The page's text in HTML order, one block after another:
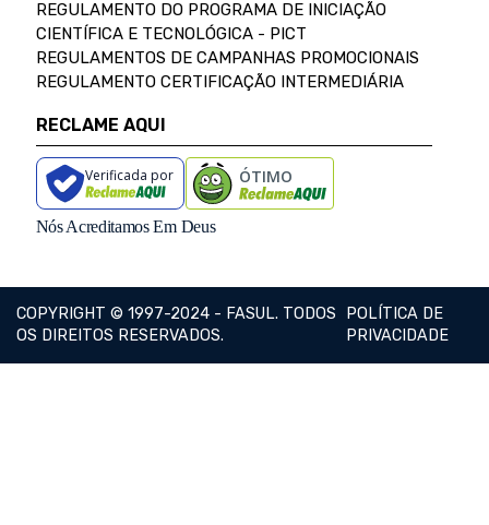
REGULAMENTO DO PROGRAMA DE INICIAÇÃO
CIENTÍFICA E TECNOLÓGICA - PICT
REGULAMENTOS DE CAMPANHAS PROMOCIONAIS
REGULAMENTO CERTIFICAÇÃO INTERMEDIÁRIA
RECLAME AQUI
Verificada por ÓTIMO
Nós Acreditamos Em Deus
COPYRIGHT © 1997-2024 - FASUL. TODOS
OS DIREITOS RESERVADOS.
POLÍTICA DE
PRIVACIDADE